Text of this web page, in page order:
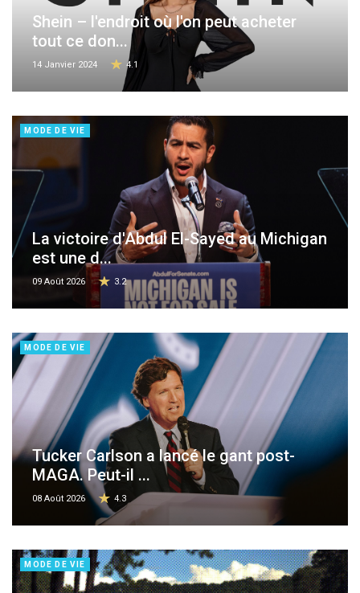
Shein – l'endroit où l'on peut acheter
tout ce don...
14 Janvier 2024 4.1
MODE DE VIE
La victoire d'Abdul El-Sayed au Michigan
est une d...
09 Août 2026 3.2
MODE DE VIE
Tucker Carlson a lancé le gant post-
MAGA. Peut-il ...
08 Août 2026 4.3
MODE DE VIE